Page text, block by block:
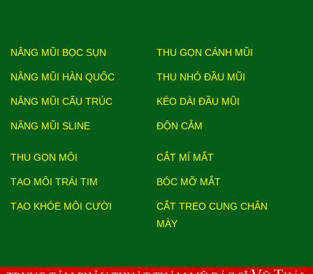
NÂNG MŨI BỌC SỤN
NÂNG MŨI HÀN QUỐC
NÂNG MŨI CẤU TRÚC
NÂNG MŨI SLINE
THU GỌN CÁNH MŨI
THU NHỎ ĐẦU MŨI
KÉO DÀI ĐẦU MŨI
ĐỘN CẰM
THU GỌN MÔI
TẠO MÔI TRÁI TIM
TẠO KHÓE MÔI CƯỜI
CẮT MÍ MẮT
BÓC MỠ MẮT
CẮT TREO CUNG CHÂN
MÀY